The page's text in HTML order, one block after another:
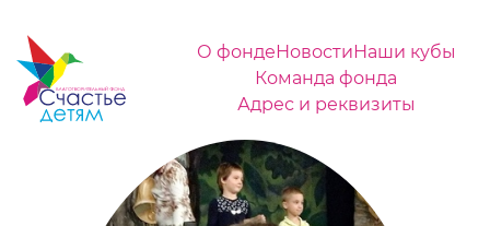
О фондеНовостиНаши кубы
Команда фонда
Адрес и реквизиты